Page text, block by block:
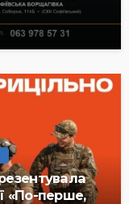
«По-перше,